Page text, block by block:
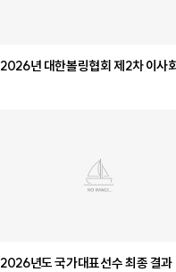
2026년 대한볼링협회 제2차 이사회
2026년도 국가대표선수 최종 결과